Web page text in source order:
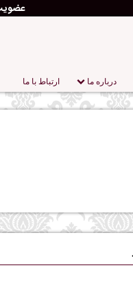
درباره‌ ما ارتباط با ما